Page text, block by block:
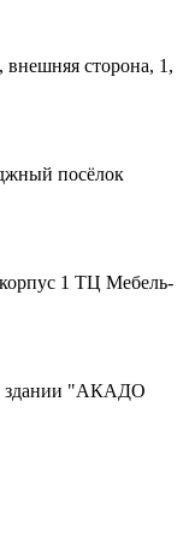
сторона, 1,
посёлок
1 ТЦ Мебель-
здании "АКАДО